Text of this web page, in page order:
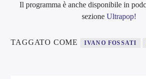
Il programma è anche disponibile in
sezione Ultrapop!
TAGGATO COME IVANO FOSSATI